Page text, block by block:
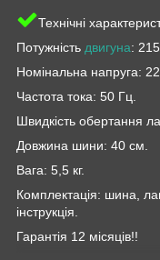
Технічні
Потужність двигуна:
Номінальна напруга:
Частота тока: 50 Гц.
Швидкість обертання
Довжина шини: 40 см.
Вага: 5,5 кг.
Комплектація: шина,
інструкція.
Гарантія 12 місяців!!